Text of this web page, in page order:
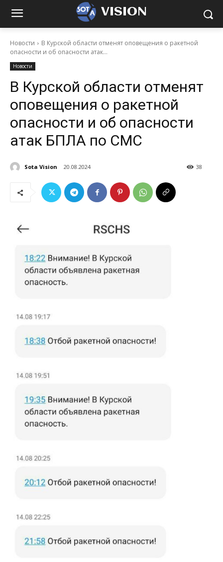
VISION
Новости
В Курской области отменят оповещения о ракетной
опасности и об опасности атак...
Новости
В Курской области отменят
оповещения о ракетной
опасности и об опасности
атак БПЛА по СМС
Sota Vision 20.08.2024 38